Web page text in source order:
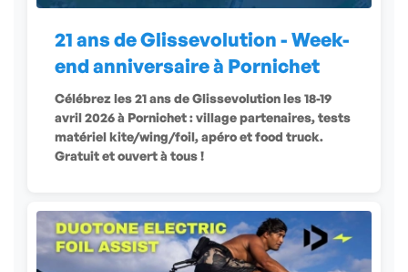
21 ans de Glissevolution - Week-
end anniversaire à Pornichet
Célébrez les 21 ans de Glissevolution les 18-19
avril 2026 à Pornichet : village partenaires, tests
matériel kite/wing/foil, apéro et food truck.
Gratuit et ouvert à tous !